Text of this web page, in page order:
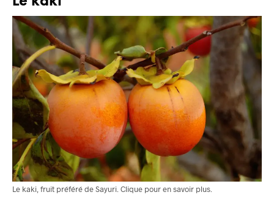
Le kaki, fruit préféré de Sayuri. Clique pour en savoir plus.